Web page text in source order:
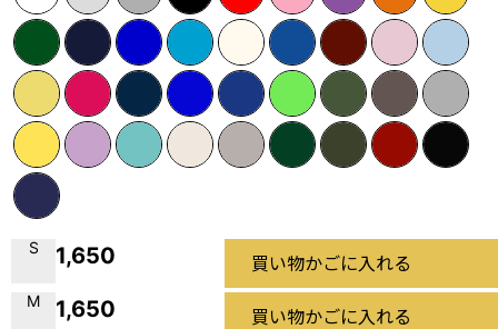
S 1,650 買い物かごに入れる
M 1,650 買い物かごに入れる